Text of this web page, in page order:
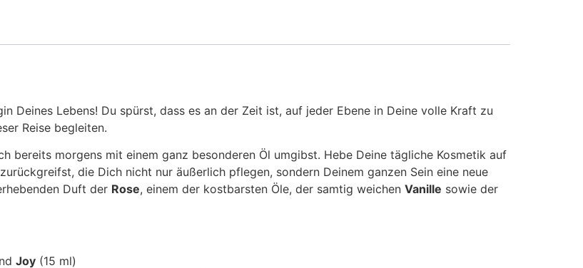
Deines Lebens! Du spürst, dass es an der Zeit ist, auf jeder Ebene in Deine volle Kraft zu
Reise begleiten.
bereits morgens mit einem ganz besonderen Öl umgibst. Hebe Deine tägliche Kosmetik auf
die Dich nicht nur äußerlich pflegen, sondern Deinem ganzen Sein eine neue
Duft der Rose, einem der kostbarsten Öle, der samtig weichen Vanille sowie der
Joy (15 ml)